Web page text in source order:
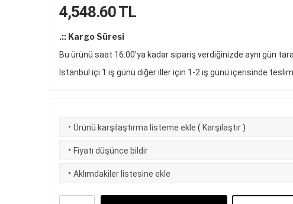
4,548.60TL
.:: Kargo Süresi
Bu ürünü saat 16:00'ya kadar sipariş verdiğinizde aynı gün
İstanbul içi 1 iş günü diğer iller için 1-2 iş günü içerisinde
· Ürünü karşılaştırma listeme ekle ( Karşılaştır )
· Fiyatı düşünce bildir
· Aklımdakiler listesine ekle